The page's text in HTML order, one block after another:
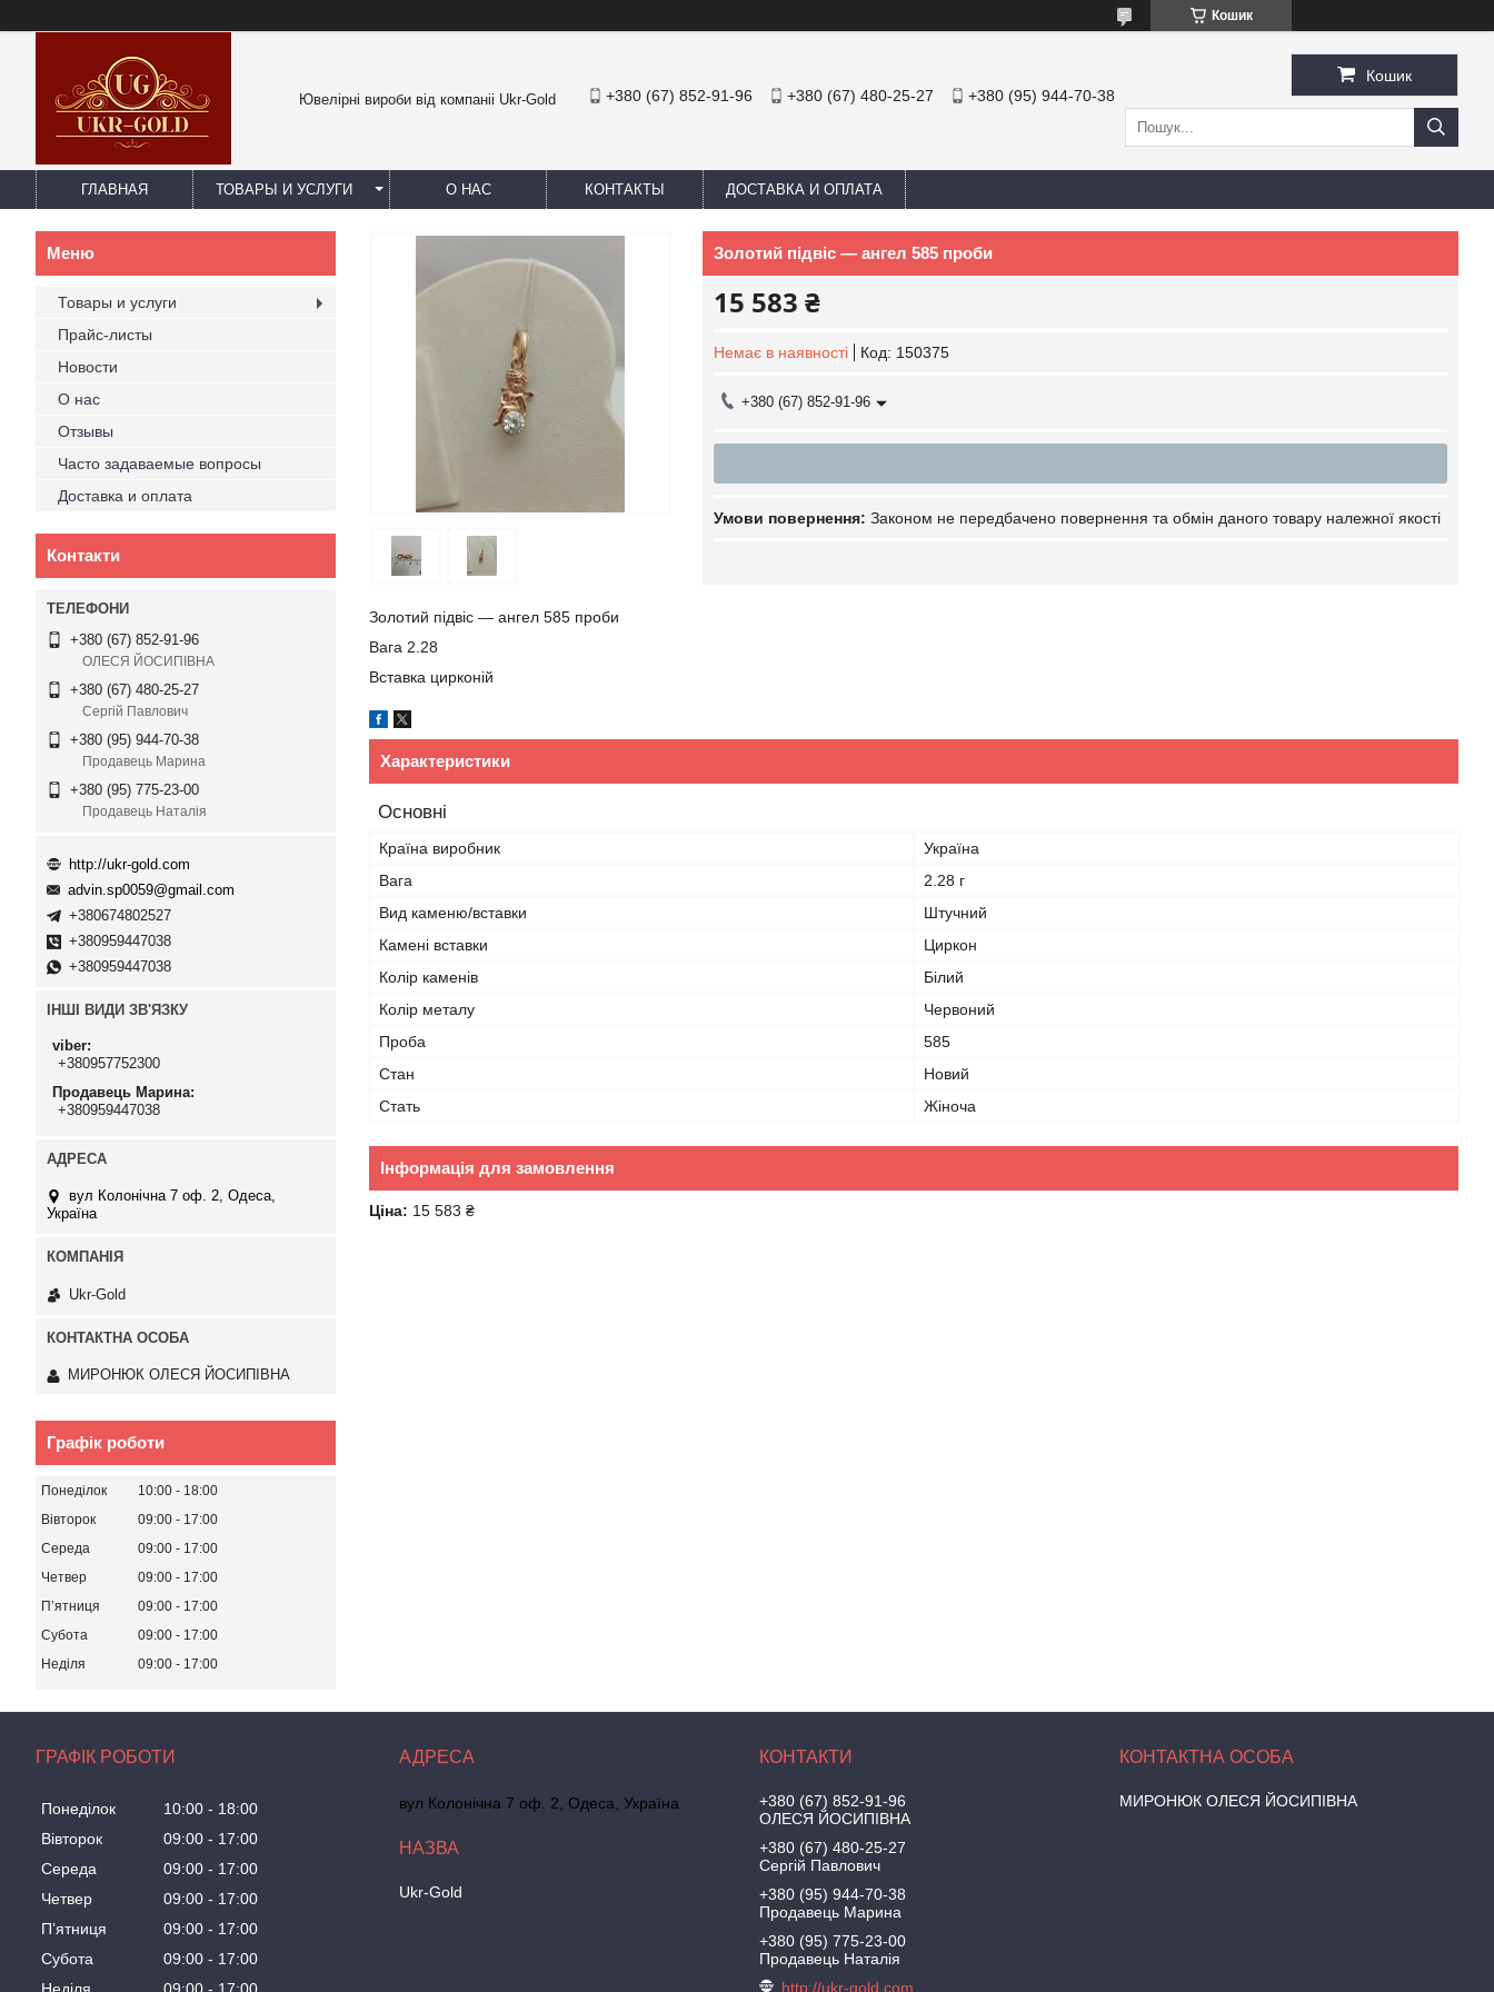
Кошик
Ювелірні вироби від компаніі Ukr-Gold +380 (67) 852-91-96 +380 (67) 480-25-27 +380 (95) 944-70-38
Кошик
ГЛАВНАЯ ТОВАРЫ И УСЛУГИ О НАС КОНТАКТЫ ДОСТАВКА И ОПЛАТА
Золотий підвіс — ангел 585 проби
15 583 ₴
Немає в наявності Код: 150375
+380 (67) 852-91-96
Законом не передбачено повернення та обмін даного товару належної якості
Золотий підвіс — ангел 585 проби
Вага 2.28
Вставка цирконій
Характеристики
Основні
Країна виробник
Україна
Вага
2.28 г
Вид каменю/вставки
Штучний
Камені вставки
Циркон
Колір каменів
Білий
Колір металу
Червоний
Проба
585
Стан
Новий
Стать
Жіноча
Інформація для замовлення
Ціна: 15 583 ₴
Товары и услуги
Прайс-листы
Новости
О нас
Отзывы
Часто задаваемые вопросы
Доставка и оплата
Контакти
+380 (67) 852-91-96
ОЛЕСЯ ЙОСИПІВНА
+380 (67) 480-25-27
Сергій Павлович
+380 (95) 944-70-38
Продавець Марина
+380 (95) 775-23-00
Продавець Наталія
http://ukr-gold.com
advin.sp0059@gmail.com
+380674802527
+380959447038
+380959447038
ІНШІ ВИДИ ЗВ'ЯЗКУ
viber
+380957752300
Продавець Марина
+380959447038
вул Колонічна 7 оф. 2, Одеса,
Україна
Ukr-Gold
МИРОНЮК ОЛЕСЯ ЙОСИПІВНА
Графік роботи
Понеділок 10:00
18:00
Вівторок
09:00
17:00
Середа
09:00
17:00
Четвер
09:00
17:00
Пʼятниця
09:00
17:00
Субота
09:00
17:00
Неділя
09:00 17:00
ГРАФІК РОБОТИ
Понеділок 10:00
18:00
Вівторок
09:00
17:00
Середа
09:00
17:00
Четвер
09:00
17:00
Пʼятниця
09:00
17:00
Субота
09:00
17:00
Неділя
09:00 17:00
вул Колонічна 7 оф. 2, Одеса, Україна
Ukr-Gold
+380 (67) 852-91-96
ОЛЕСЯ ЙОСИПІВНА
+380 (67) 480-25-27
Сергій Павлович
+380 (95) 944-70-38
Продавець Марина
+380 (95) 775-23-00
Продавець Наталія
http://ukr-gold.com
МИРОНЮК ОЛЕСЯ ЙОСИПІВНА